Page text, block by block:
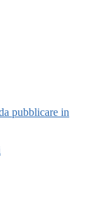
pubblicare in